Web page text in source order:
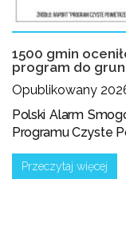
1500 gmin
program do
Opublikowany
Polski Alarm
Programu Czyste
Przeczytaj więcej